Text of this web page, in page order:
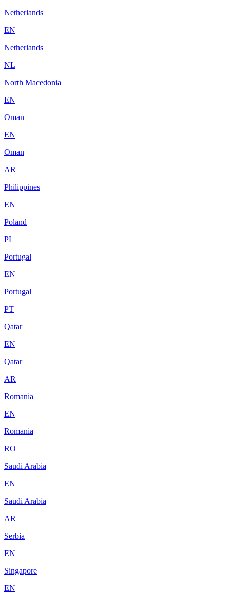
Netherlands
EN
Netherlands
NL
North Macedonia
EN
Oman
EN
Oman
AR
Philippines
EN
Poland
PL
Portugal
EN
Portugal
PT
Qatar
EN
Qatar
AR
Romania
EN
Romania
RO
Saudi Arabia
EN
Saudi Arabia
AR
Serbia
EN
Singapore
EN